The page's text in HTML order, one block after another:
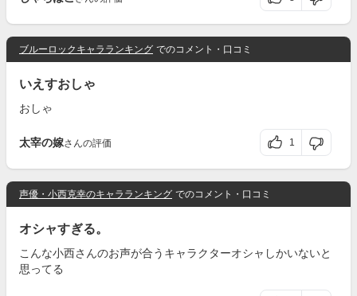
ブルーロックキャラランキング でのコメント・口コミ
いえすおしゃ
おしゃ
太宰の嫁さんの評価 1
声優・小西克幸のキャラランキング でのコメント・口コミ
オシャすぎる。
こんな小西さんのお声が合うキャラクターオシャしかいないと
思ってる